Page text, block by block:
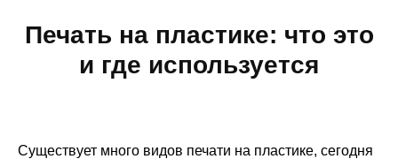
Печать на пластике: что это
и где используется
Существует много видов печати на пластике, сегодня